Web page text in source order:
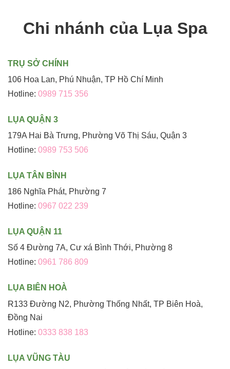
Chi nhánh của Lụa Spa
TRỤ SỞ CHÍNH
106 Hoa Lan, Phú Nhuận, TP Hồ Chí Minh
Hotline: 0989 715 356
LỤA QUẬN 3
179A Hai Bà Trưng, Phường Võ Thị Sáu, Quận 3
Hotline: 0989 753 506
LỤA TÂN BÌNH
186 Nghĩa Phát, Phường 7
Hotline: 0967 022 239
LỤA QUẬN 11
Số 4 Đường 7A, Cư xá Bình Thới, Phường 8
Hotline: 0961 786 809
LỤA BIÊN HOÀ
R133 Đường N2, Phường Thống Nhất, TP Biên Hoà,
Đồng Nai
Hotline: 0333 838 183
LỤA VŨNG TÀU